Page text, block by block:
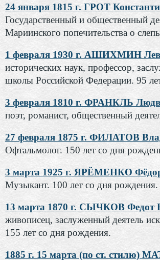
24 января 1815 г. ГРОТ
Государственный и общественный
Мариинского попечительства о
1 февраля 1930 г. АШИХМИН
исторических наук, профессор,
школы Российской Федерации. 95
3 февраля 1810 г. ФРАНКЛЬ
поэт, романист, общественный
27 февраля 1875 г. ФИЛАТОВ
Офтальмолог. 150 лет со дня
3 марта 1925 г. ЯРЁМЕНКО
Музыкант. 100 лет со дня рождения.
13 марта 1870 г. СЫЧКОВ Федот
живописец, заслуженный деятель
155 лет со дня рождения.
1885 г. 15 марта (по ст.